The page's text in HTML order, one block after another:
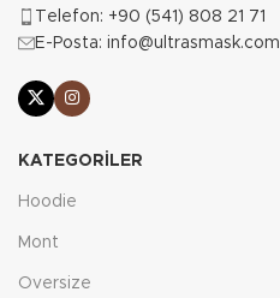
Telefon: +90 (541) 808 21 71
E-Posta: info@ultrasmask.com
KATEGORILER
Hoodie
Mont
Oversize